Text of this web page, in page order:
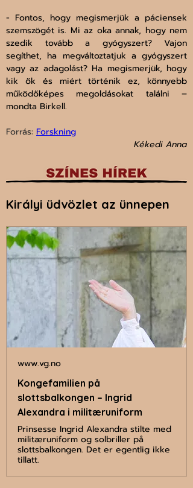
- Fontos, hogy megismerjük a páciensek
szemszögét is. Mi az oka annak, hogy nem
szedik tovább a gyógyszert? Vajon
segíthet, ha megváltoztatjuk a gyógyszert
vagy az adagolást? Ha megismerjük, hogy
kik ők és miért történik ez, könnyebb
működőképes megoldásokat találni –
mondta Birkell.
Forrás: Forskning
Kékedi Anna
Királyi üdvözlet az ünnepen
www.vg.no
Kongefamilien på
slottsbalkongen – Ingrid
Alexandra i militæruniform
Prinsesse Ingrid Alexandra stilte med
militæruniform og solbriller på
slottsbalkongen. Det er egentlig ikke
tillatt.